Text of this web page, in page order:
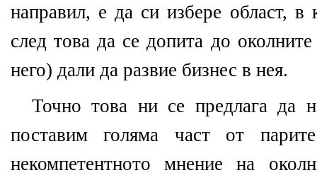
направил, е да си избере област, в
след това да се допита до
него) дали да развие бизнес в нея.
Точно това ни се предлага да
поставим голяма част от
некомпетентното мнение на